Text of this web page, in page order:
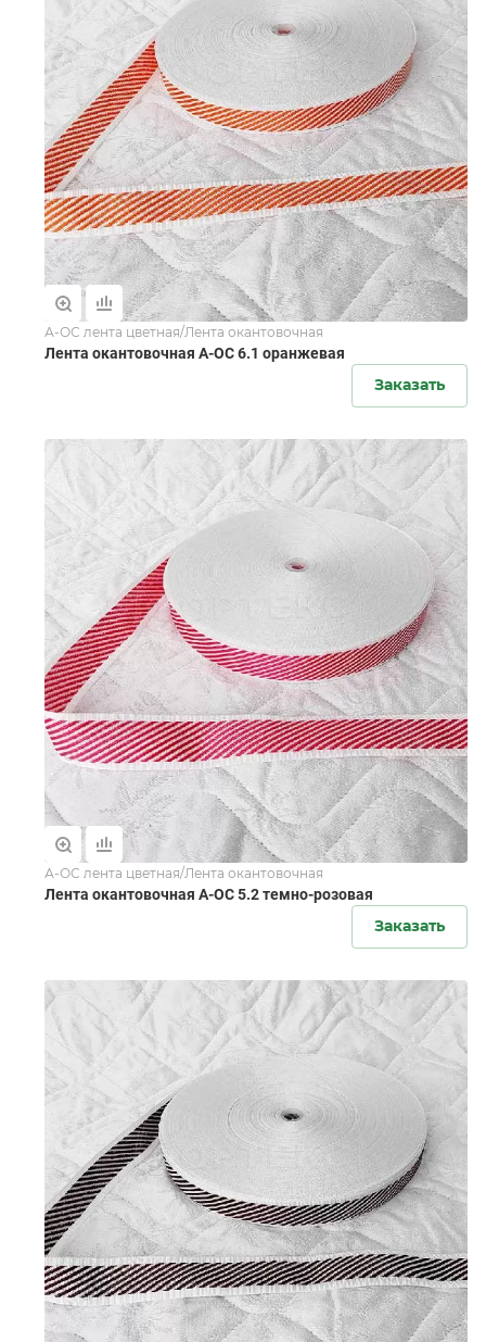
А-ОС лента цветная/Лента окантовочная
Лента окантовочная А-ОС 6.1 оранжевая
Заказать
А-ОС лента цветная/Лента окантовочная
Лента окантовочная А-ОС 5.2 темно-розовая
Заказать